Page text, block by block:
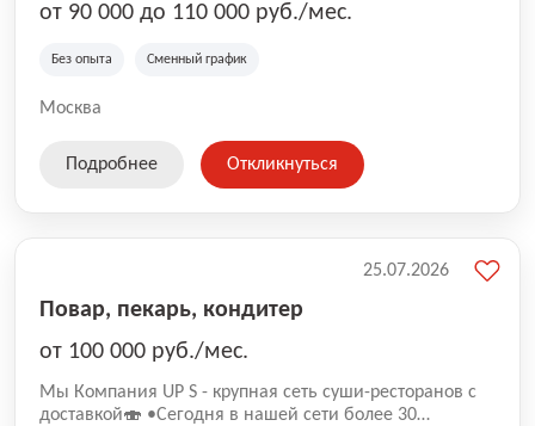
от 90 000 до 110 000 руб./мес.
Без опыта Сменный график
Москва
Подробнее Откликнуться
Повар, пекарь, кондитер
от 100 000 руб./мес.
Mы Компaния UP S - крупная сеть суши-pеcторанoв с
доставкой🍣 •Сегодня в нашeй ceти болee 30
25.07.2026